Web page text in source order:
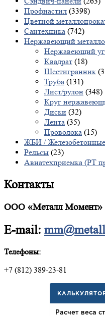
Профнастил (3398)
Цветной
Сантехника (742)
Нержавеющий
Нержавеющий
Квадрат (18)
Шестигранник
Труба (131)
Лист/рулон (348)
Круг
Диски (32)
Лента (35)
Проволока (15)
ЖБИ / Железобетонные
Рельсы (23)
Авиатехприемка (РТ
Контакты
ООО «Металл Момент»
E-mail:
Телефоны:
+7 (812) 389-23-81